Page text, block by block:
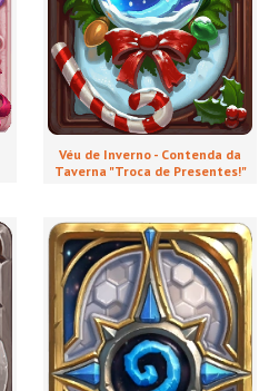
Véu de Inverno - Contenda da
Taverna "Troca de Presentes!"